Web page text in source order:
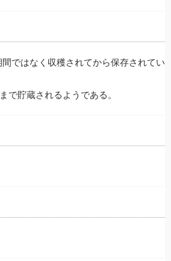
ではなく収穫されてから保存されてい
で貯蔵されるようである。